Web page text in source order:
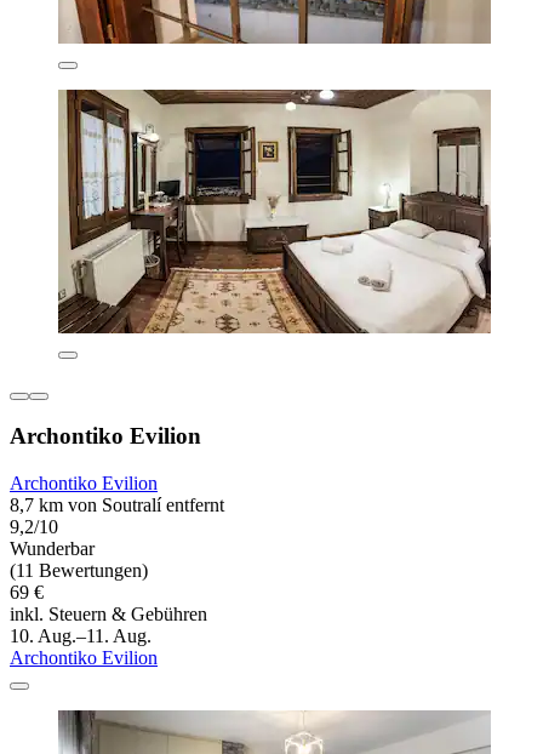
Archontiko Evilion
Archontiko Evilion
8,7 km von Soutralí entfernt
9,2/10
Wunderbar
(11 Bewertungen)
69 €
inkl. Steuern & Gebühren
10. Aug.–11. Aug.
Archontiko Evilion